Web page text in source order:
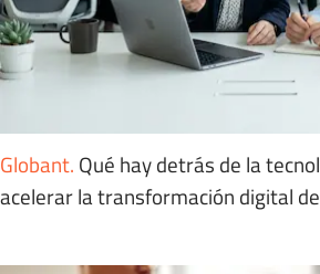
Globant. Qué hay detrás de la
acelerar la transformación digital